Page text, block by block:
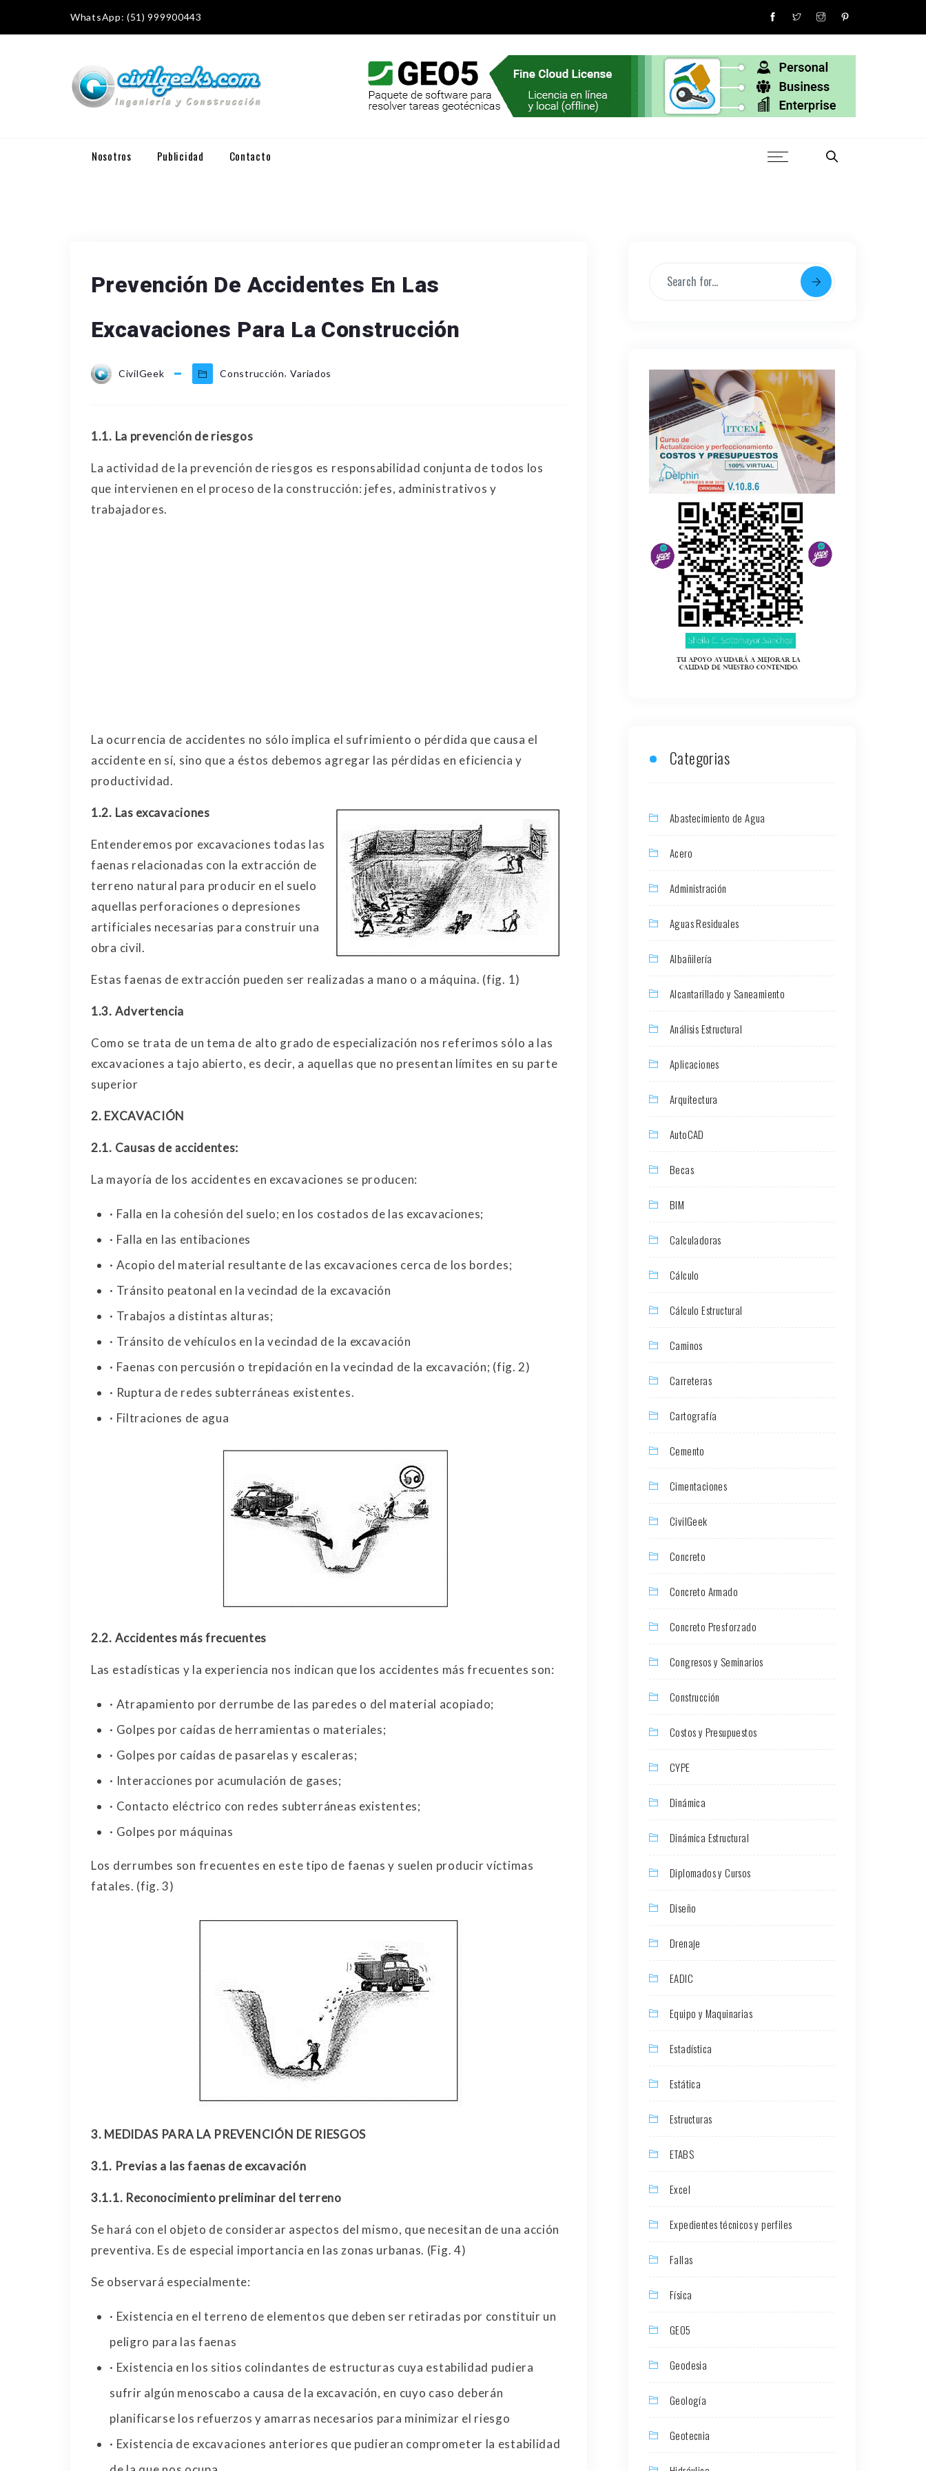
WhatsApp: (51) 999900443
Nosotros Publicidad Contacto
Prevención De Accidentes En Las
Excavaciones Para La Construcción
CivilGeek Construcción, Variados
1.1. La prevención de riesgos
La actividad de la prevención de riesgos es responsabilidad conjunta de todos los
que intervienen en el proceso de la construcción: jefes, administrativos y
trabajadores.
La ocurrencia de accidentes no sólo implica el sufrimiento o pérdida que causa el
accidente en sí, sino que a éstos debemos agregar las pérdidas en eficiencia y
productividad.
1.2. Las excavaciones
Entenderemos por excavaciones todas las
faenas relacionadas con la extracción de
terreno natural para producir en el suelo
aquellas perforaciones o depresiones
artificiales necesarias para construir una
obra civil.
Estas faenas de extracción pueden ser realizadas a mano o a máquina. (fig. 1)
1.3. Advertencia
Como se trata de un tema de alto grado de especialización nos referimos sólo a las
excavaciones a tajo abierto, es decir, a aquellas que no presentan límites en su parte
superior
2. EXCAVACIÓN
2.1. Causas de accidentes:
La mayoría de los accidentes en excavaciones se producen:
· Falla en la cohesión del suelo; en los costados de las excavaciones;
· Falla en las entibaciones
· Acopio del material resultante de las excavaciones cerca de los bordes;
· Tránsito peatonal en la vecindad de la excavación
· Trabajos a distintas alturas;
· Tránsito de vehículos en la vecindad de la excavación
· Faenas con percusión o trepidación en la vecindad de la excavación; (fig. 2)
· Ruptura de redes subterráneas existentes.
· Filtraciones de agua
2.2. Accidentes más frecuentes
Las estadísticas y la experiencia nos indican que los accidentes más frecuentes son:
· Atrapamiento por derrumbe de las paredes o del material acopiado;
· Golpes por caídas de herramientas o materiales;
· Golpes por caídas de pasarelas y escaleras;
· Interacciones por acumulación de gases;
· Contacto eléctrico con redes subterráneas existentes;
· Golpes por máquinas
Los derrumbes son frecuentes en este tipo de faenas y suelen producir víctimas
fatales. (fig. 3)
3. MEDIDAS PARA LA PREVENCIÓN DE RIESGOS
3.1. Previas a las faenas de excavación
3.1.1. Reconocimiento preliminar del terreno
Se hará con el objeto de considerar aspectos del mismo, que necesitan de una acción
preventiva. Es de especial importancia en las zonas urbanas. (Fig. 4)
Se observará especialmente:
· Existencia en el terreno de elementos que deben ser retiradas por constituir un
peligro para las faenas
· Existencia en los sitios colindantes de estructuras cuya estabilidad pudiera
sufrir algún menoscabo a causa de la excavación, en cuyo caso deberán
planificarse los refuerzos y amarras necesarios para minimizar el riesgo
· Existencia de excavaciones anteriores que pudieran comprometer la estabilidad
Categorias
Abastecimiento de Agua
Acero
Administración
Aguas Residuales
Albañilería
Alcantarillado y Saneamiento
Análisis Estructural
Aplicaciones
Arquitectura
AutoCAD
Becas
BIM
Calculadoras
Cálculo
Cálculo Estructural
Caminos
Carreteras
Cartografía
Cemento
Cimentaciones
CivilGeek
Concreto
Concreto Armado
Concreto Presforzado
Congresos y Seminarios
Construcción
Costos y Presupuestos
CYPE
Dinámica
Dinámica Estructural
Diplomados y Cursos
Diseño
Drenaje
EADIC
Equipo y Maquinarias
Estadística
Estática
Estructuras
ETABS
Excel
Expedientes técnicos y perfiles
Fallas
Física
GEO5
Geodesia
Geología
Geotecnia